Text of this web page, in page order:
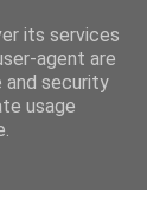
its services
agent are
and security
usage